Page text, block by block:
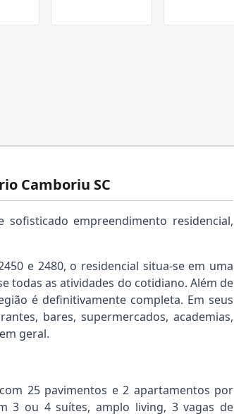
Camboriu SC
empreendimento residencial,
e 2480, o residencial situa-se em uma
todas as atividades do cotidiano. Além de
é definitivamente completa. Em seus
bares, supermercados, academias,
geral.
25 pavimentos e 2 apartamentos por
3 ou 4 suítes, amplo living, 3 vagas de